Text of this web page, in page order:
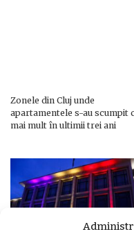
Zonele din Cluj unde
apartamentele s-au scumpit
mai mult în ultimii trei ani